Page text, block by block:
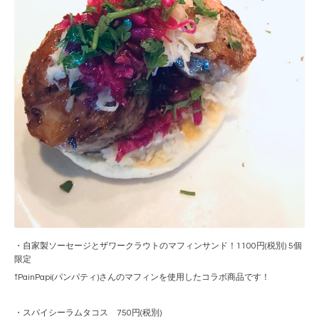
・自家製ソーセージとザワークラウトのマフィンサンド！1100円(税別) 5個
限定
↑PainPapi(パンパティ)さんのマフィンを使用したコラボ商品です！
・スパイシーラムタコス 750円(税別)